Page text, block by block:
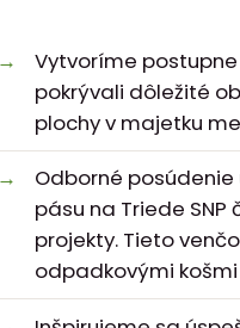
Vytvoríme
pokrývali dôležité
plochy v majetku
Odborné
pásu na Triede
projekty. Tieto
odpadkovými